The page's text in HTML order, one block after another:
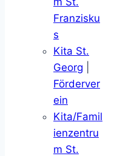
Franzisku
s
Kita St.
Georg
Förderver
ein
Kita/Famil
ienzentru
m St.